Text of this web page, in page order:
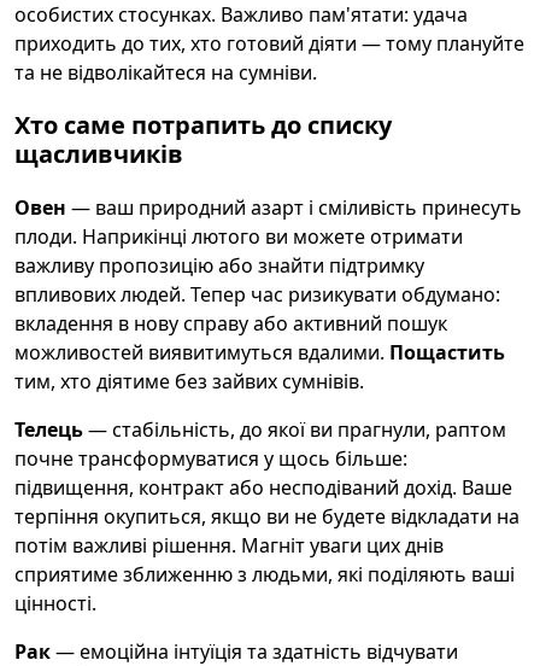
особистих стосунках. Важливо пам'ятати: удача
приходить до тих, хто готовий діяти — тому плануйте
та не відволікайтеся на сумніви.
Хто саме потрапить до списку
щасливчиків
Овен — ваш природний азарт і сміливість принесуть
плоди. Наприкінці лютого ви можете отримати
важливу пропозицію або знайти підтримку
впливових людей. Тепер час ризикувати обдумано:
вкладення в нову справу або активний пошук
можливостей виявитимуться вдалими. Пощастить
тим, хто діятиме без зайвих сумнівів.
Телець— стабільність, до якої ви прагнули, раптом
почне трансформуватися у щось більше:
підвищення, контракт або несподіваний дохід. Ваше
терпіння окупиться, якщо ви не будете відкладати на
потім важливі рішення. Магніт уваги цих днів
сприятиме зближенню з людьми, які поділяють ваші
цінності.
Рак— емоційна інтуїція та здатність відчувати